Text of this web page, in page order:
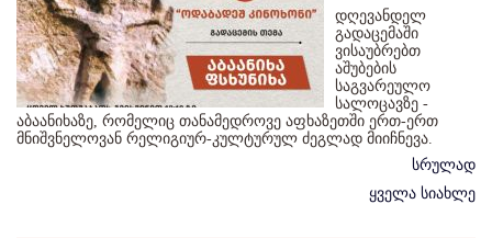
დღევანდელ
გადაცემაში
ვისაუბრებთ
აშუბების
საგვარეულო
სალოცავზე -
აბაანიხაზე, რომელიც თანამედროვე აფხაზეთში ერთ-ერთ
მნიშვნელოვან რელიგიურ-კულტურულ ძეგლად მიიჩნევა.
სრულად
ყველა სიახლე